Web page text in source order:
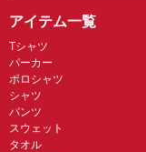
アイテム一覧
Tシャツ
パーカー
ポロシャツ
シャツ
パンツ
スウェット
タオル